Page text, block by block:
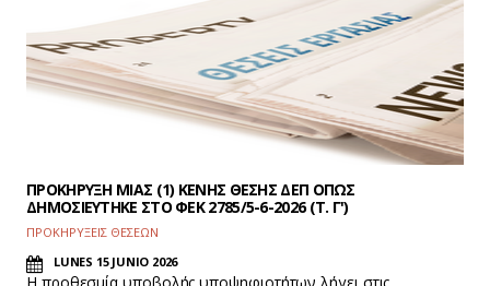
ΠΡΟΚΗΡΥΞΗ ΜΙΑΣ (1) ΚΕΝΗΣ ΘΕΣΗΣ ΔΕΠ ΟΠΩΣ
ΔΗΜΟΣΙΕΥΤΗΚΕ ΣΤΟ ΦEK 2785/5-6-2026 (Τ. Γ')
ΠΡΟΚΗΡΥΞΕΙΣ ΘΕΣΕΩΝ
LUNES 15 JUNIO 2026